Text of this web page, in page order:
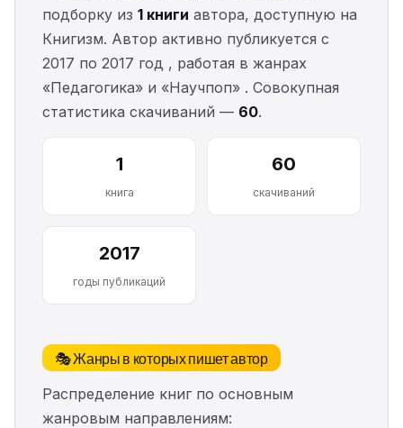
подборку из 1 книги автора, доступную на
Книгизм. Автор активно публикуется с
2017 по 2017 год , работая в жанрах
«Педагогика» и «Научпоп» . Совокупная
статистика скачиваний — 60.
1
книга
60
скачиваний
2017
годы публикаций
🎭 Жанры в которых пишет автор
Распределение книг по основным
жанровым направлениям: